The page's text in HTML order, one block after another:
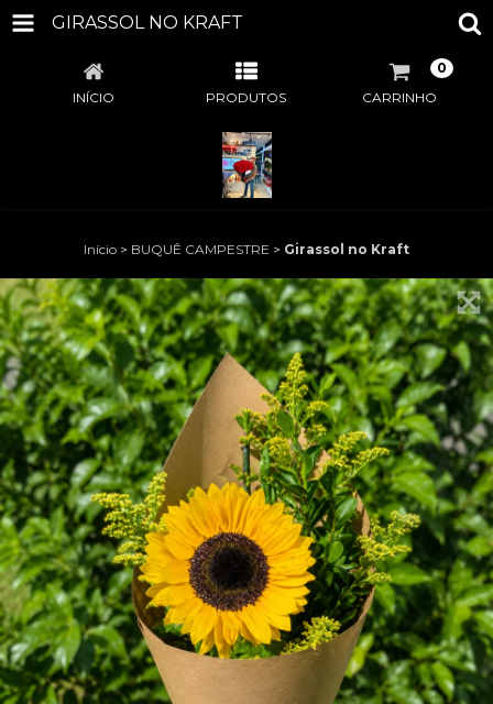
GIRASSOL NO KRAFT
INÍCIO PRODUTOS CARRINHO
0
Início > BUQUÊ CAMPESTRE > Girassol no Kraft